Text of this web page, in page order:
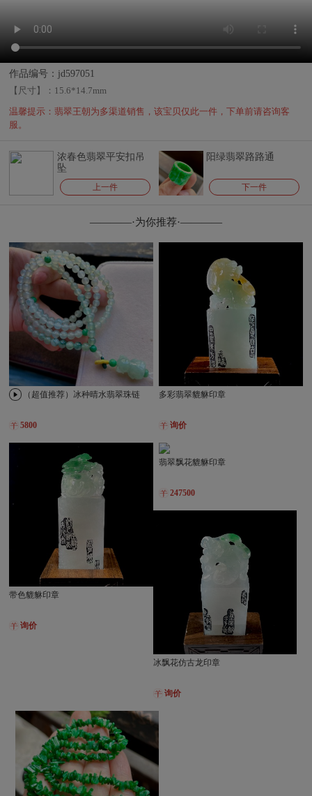
作品编号：jd597051
【尺寸】： 15.6*14.7mm
温馨提示：翡翠王朝为多渠道销售，该宝贝仅此一件，下单前请咨询客
服。
浓春色翡翠平安扣吊
坠
上一件
阳绿翡翠路路通
下一件
————·为你推荐·————
（超值推荐）冰种晴水翡翠珠链
5800
多彩翡翠貔貅印章
询价
带色貔貅印章
询价
翡翠飘花貔貅印章
247500
冰飘花仿古龙印章
询价